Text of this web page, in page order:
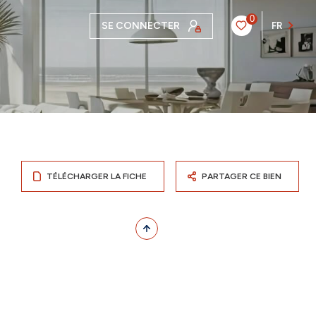
SE CONNECTER
0
FR
TÉLÉCHARGER LA FICHE PARTAGER CE BIEN